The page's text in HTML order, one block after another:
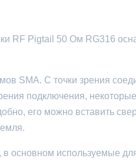
RF Pigtail 50 Ом RG316
SMA. С точки зрения
подключения,
его можно вставить
основном используемые